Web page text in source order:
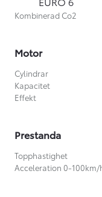
Kombinerad Co2
Motor
Cylindrar
Kapacitet
Effekt
Prestanda
Topphastighet
Acceleration 0-100km/